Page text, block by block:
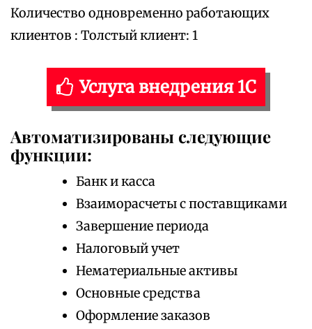
Количество одновременно работающих
клиентов : Толстый клиент: 1
Услуга внедрения 1С
Автоматизированы следующие
функции:
Банк и касса
Взаиморасчеты с поставщиками
Завершение периода
Налоговый учет
Нематериальные активы
Основные средства
Оформление заказов